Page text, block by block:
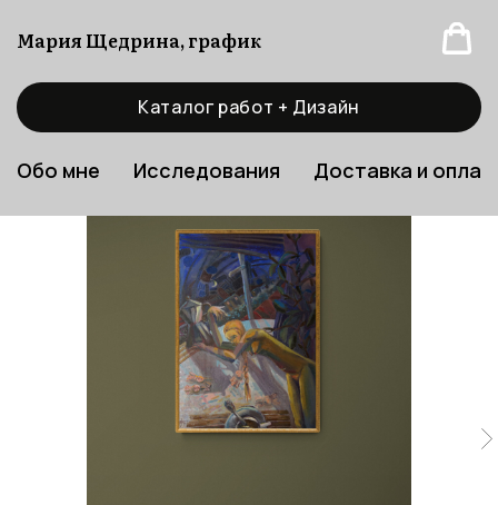
Мария Щедрина, график
Каталог работ + Дизайн
Обо мне Исследования Доставка и